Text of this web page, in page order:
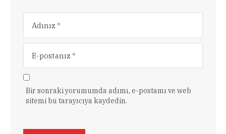
Bir sonraki yorumumda adımı, e-postamı ve web
sitemi bu tarayıcıya kaydedin.